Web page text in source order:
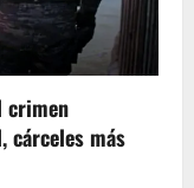
crimen
más